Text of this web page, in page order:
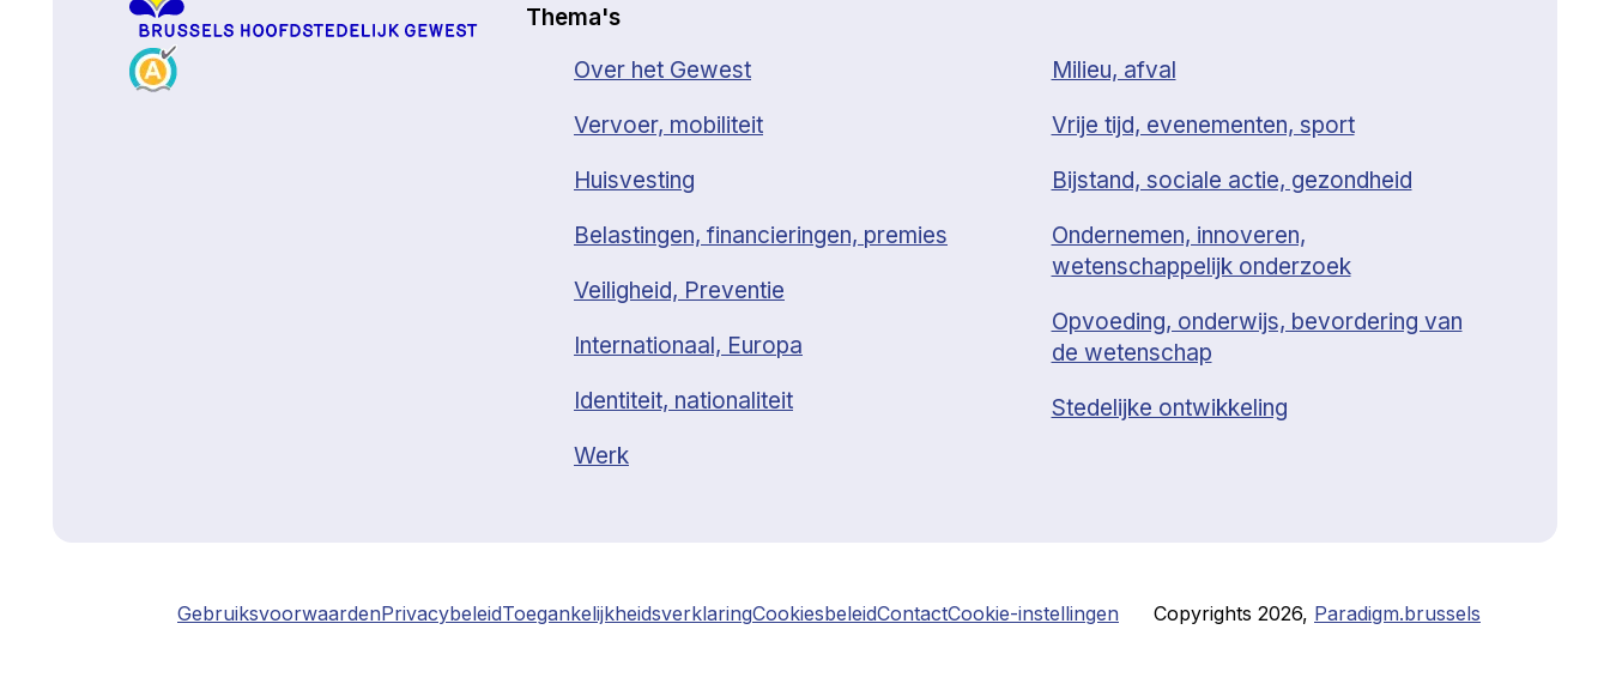
Thema's
Over het Gewest
Vervoer, mobiliteit
Huisvesting
Belastingen, financieringen, premies
Veiligheid, Preventie
Internationaal, Europa
Identiteit, nationaliteit
Werk
Milieu, afval
Vrije tijd, evenementen, sport
Bijstand, sociale actie, gezondheid
Ondernemen, innoveren,
wetenschappelijk onderzoek
Opvoeding, onderwijs, bevordering van
de wetenschap
Stedelijke ontwikkeling
GebruiksvoorwaardenPrivacybeleidToegankelijkheidsverklaringCookiesbeleidContactCookie-instellingen Copyrights 2026, Paradigm.brussels